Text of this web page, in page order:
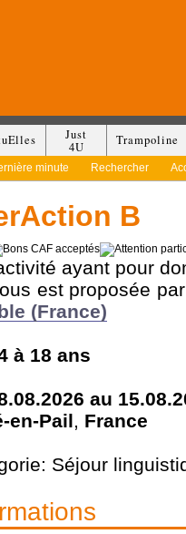
Just
4U
Trampoline
minute Rechercher
B
ayant pour
est proposée
(France)
à 18 ans
au
en-Pail, France
Séjour